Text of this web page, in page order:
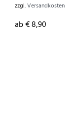
zzgl.Versandkosten
ab€8,90